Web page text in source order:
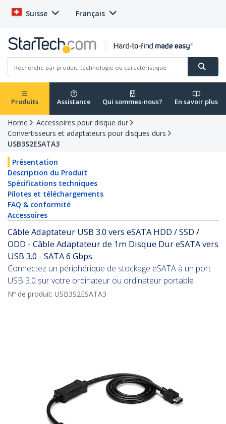
Suisse Français
Produits Assistance Qui sommes-nous? En savoir plus
Home
Accessoires pour disque dur
Convertisseurs et adaptateurs pour disques durs
USB3S2ESATA3
Présentation
Description du Produit
Spécifications techniques
Pilotes et téléchargements
FAQ & conformité
Accessoires
Câble Adaptateur USB 3.0 vers eSATA HDD / SSD /
ODD - Câble Adaptateur de 1m Disque Dur eSATA vers
USB 3.0 - SATA 6 Gbps
Connectez un périphérique de stockage eSATA à un port
USB 3.0 sur votre ordinateur ou ordinateur portable
Nº de produit: USB3S2ESATA3